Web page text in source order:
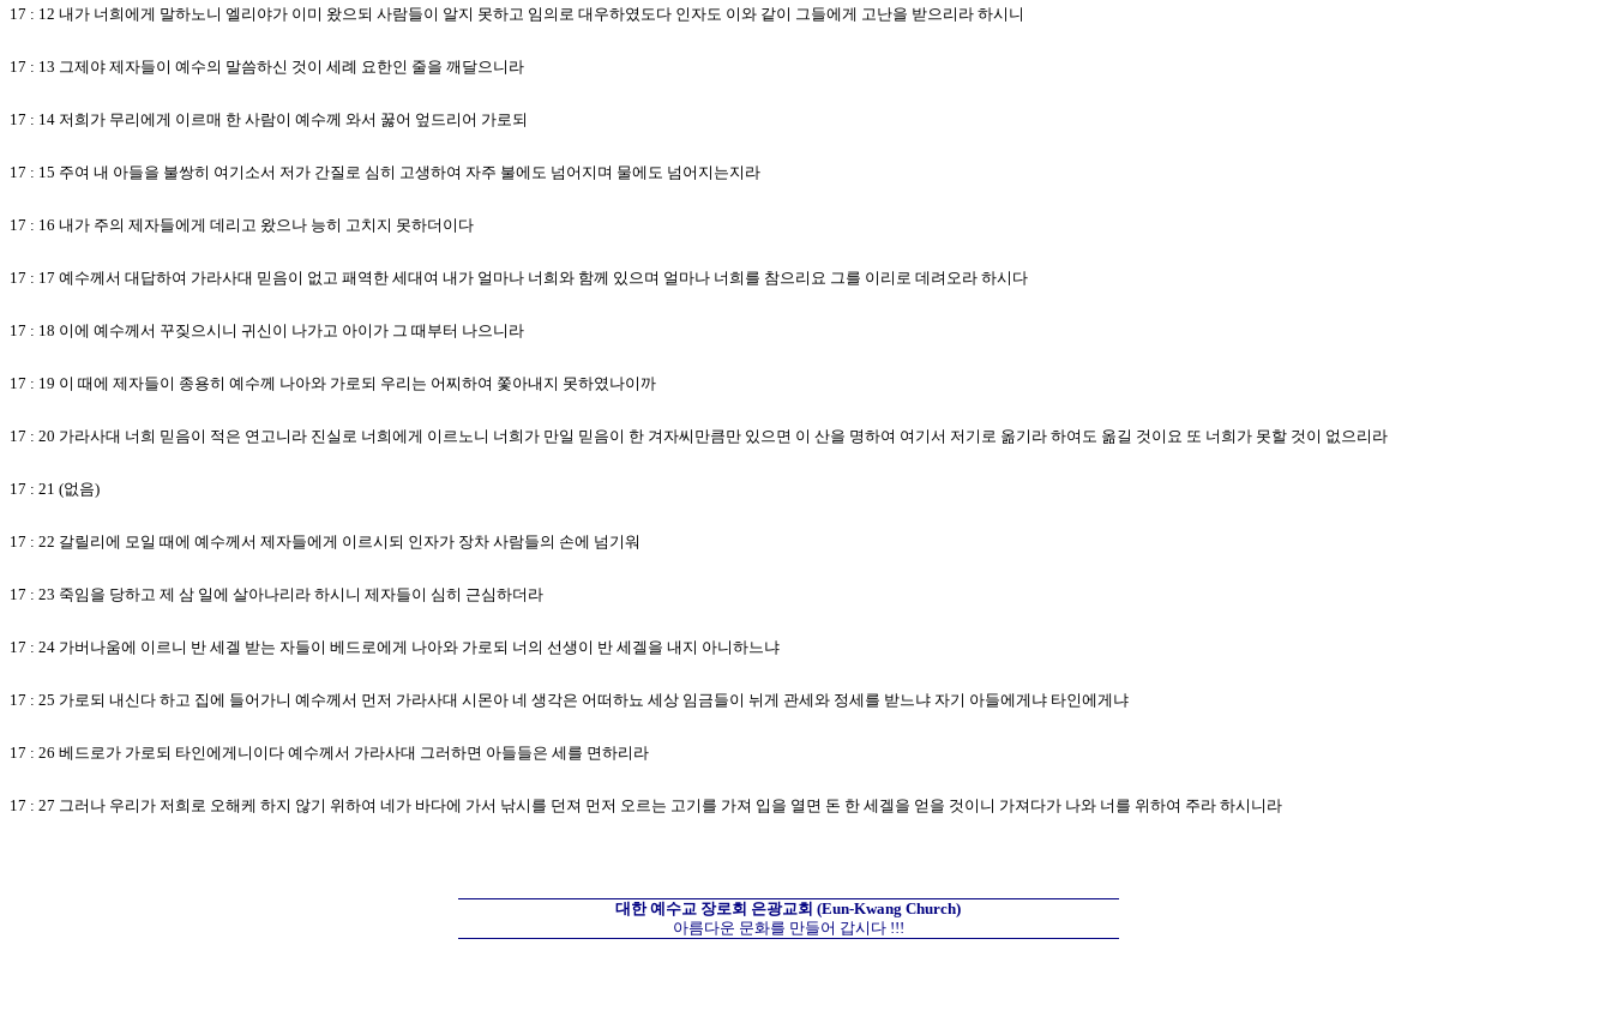
17 : 12 내가 너희에게 말하노니 엘리야가 이미 왔으되 사람들이 알지 못하고 임의로 대우하였도다 인자도 이와 같이 그들에게 고난을 받으리라 하시니
17 : 13 그제야 제자들이 예수의 말씀하신 것이 세례 요한인 줄을 깨달으니라
17 : 14 저희가 무리에게 이르매 한 사람이 예수께 와서 꿇어 엎드리어 가로되
17 : 15 주여 내 아들을 불쌍히 여기소서 저가 간질로 심히 고생하여 자주 불에도 넘어지며 물에도 넘어지는지라
17 : 16 내가 주의 제자들에게 데리고 왔으나 능히 고치지 못하더이다
17 : 17 예수께서 대답하여 가라사대 믿음이 없고 패역한 세대여 내가 얼마나 너희와 함께 있으며 얼마나 너희를 참으리요 그를 이리로 데려오라 하시다
17 : 18 이에 예수께서 꾸짖으시니 귀신이 나가고 아이가 그 때부터 나으니라
17 : 19 이 때에 제자들이 종용히 예수께 나아와 가로되 우리는 어찌하여 쫓아내지 못하였나이까
17 : 20 가라사대 너희 믿음이 적은 연고니라 진실로 너희에게 이르노니 너희가 만일 믿음이 한 겨자씨만큼만 있으면 이 산을 명하여 여기서 저기로 옮기라 하여도 옮길 것이요 또 너희가 못할 것이 없으리라
17 : 21 (없음)
17 : 22 갈릴리에 모일 때에 예수께서 제자들에게 이르시되 인자가 장차 사람들의 손에 넘기워
17 : 23 죽임을 당하고 제 삼 일에 살아나리라 하시니 제자들이 심히 근심하더라
17 : 24 가버나움에 이르니 반 세겔 받는 자들이 베드로에게 나아와 가로되 너의 선생이 반 세겔을 내지 아니하느냐
17 : 25 가로되 내신다 하고 집에 들어가니 예수께서 먼저 가라사대 시몬아 네 생각은 어떠하뇨 세상 임금들이 뉘게 관세와 정세를 받느냐 자기 아들에게냐 타인에게냐
17 : 26 베드로가 가로되 타인에게니이다 예수께서 가라사대 그러하면 아들들은 세를 면하리라
17 : 27 그러나 우리가 저희로 오해케 하지 않기 위하여 네가 바다에 가서 낚시를 던져 먼저 오르는 고기를 가져 입을 열면 돈 한 세겔을 얻을 것이니 가져다가 나와 너를 위하여 주라 하시니라
대한 예수교 장로회 은광교회 (Eun-Kwang Church)
아름다운 문화를 만들어 갑시다 !!!